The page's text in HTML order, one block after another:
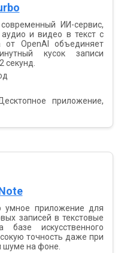
ИИ-сервис,
и видео в текст с
от OpenAI объединяет
кусок записи
секунд.
приложение,
умное приложение для
записей в текстовые
искусственного
точность даже при
шуме на фоне.